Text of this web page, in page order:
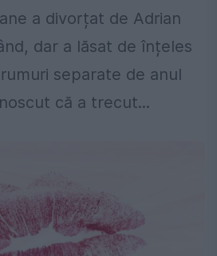
a divorțat de Adrian
dar a lăsat de înțeles
separate de anul
că a trecut...